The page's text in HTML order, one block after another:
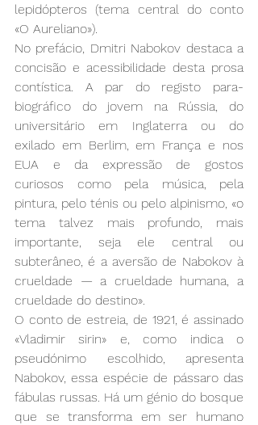
lepidópteros (tema central do conto
«O Aureliano»).
No prefácio, Dmitri Nabokov destaca a
concisão e acessibilidade desta prosa
contística. A par do registo para-
biográfico do jovem na Rússia, do
universitário em Inglaterra ou do
exilado em Berlim, em França e nos
EUA e da expressão de gostos
curiosos como pela música, pela
pintura, pelo ténis ou pelo alpinismo, «o
tema talvez mais profundo, mais
importante, seja ele central ou
subterâneo, é a aversão de Nabokov à
crueldade — a crueldade humana, a
crueldade do destino».
O conto de estreia, de 1921, é assinado
«Vladimir sirin» e, como indica o
pseudónimo escolhido, apresenta
Nabokov, essa espécie de pássaro das
fábulas russas. Há um génio do bosque
que se transforma em ser humano